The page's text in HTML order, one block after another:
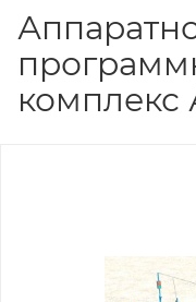
комплекс